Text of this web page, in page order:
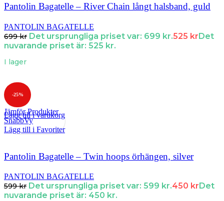
Pantolin Bagatelle – River Chain långt halsband, guld
PANTOLIN BAGATELLE
699kr Det ursprungliga priset var: 699 kr.525 krDet
nuvarande priset är: 525 kr.
I lager
-25%
Jämför Produkter
SnabbVy
Lägg till i Favoriter
Lägg till i varukorg
Pantolin Bagatelle – Twin hoops örhängen, silver
PANTOLIN BAGATELLE
599kr Det ursprungliga priset var: 599 kr.450 kr Det
nuvarande priset är: 450 kr.